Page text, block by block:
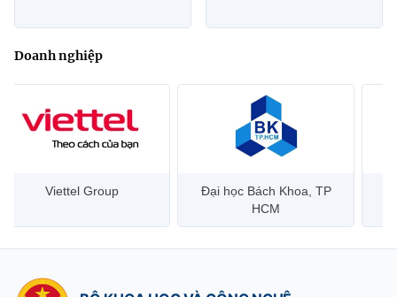
Doanh nghiệp
Đại học Bách Khoa, TP
Bưu điện Việt Nam –
Vietnam Post